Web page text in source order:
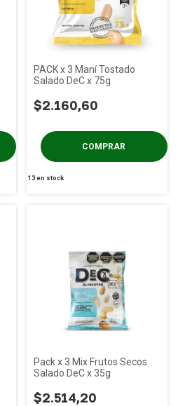
PACK x 3 Maní Tostado
Salado DeC x 75g
$2.160,60
13 en stock
Pack x 3 Mix Frutos Secos
Salado DeC x 35g
$2.514,20